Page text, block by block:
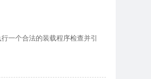
一个合法的装载程序检查并引